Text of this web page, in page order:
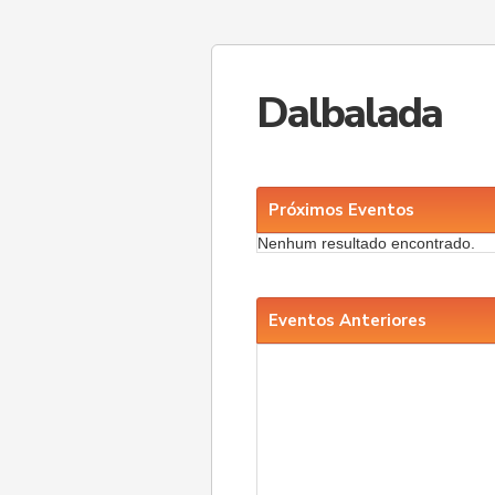
Dalbalada
Próximos Eventos
Nenhum resultado encontrado.
Eventos Anteriores